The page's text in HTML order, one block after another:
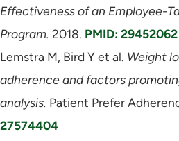
Effectiveness of an Employee-
Program. 2018. PMID: 29452062
Lemstra M, Bird Y et al. Weight
adherence and factors
analysis. Patient Prefer
27574404